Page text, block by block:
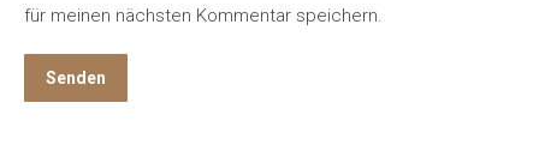
für meinen nächsten Kommentar speichern.